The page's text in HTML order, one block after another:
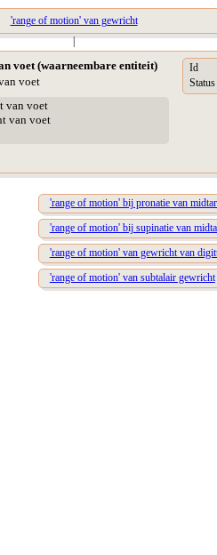
'range of motion' van gewricht
|
voet (waarneembare entiteit)
voet
van voet
van voet
Id
Status
'range of motion' bij pronatie van
'range of motion' bij supinatie van
'range of motion' van gewricht van
'range of motion' van subtalair gewricht